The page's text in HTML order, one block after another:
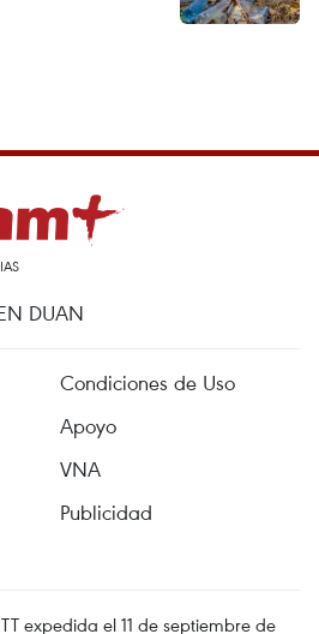
DUAN
Condiciones de Uso
Apoyo
VNA
Publicidad
expedida el 11 de septiembre de